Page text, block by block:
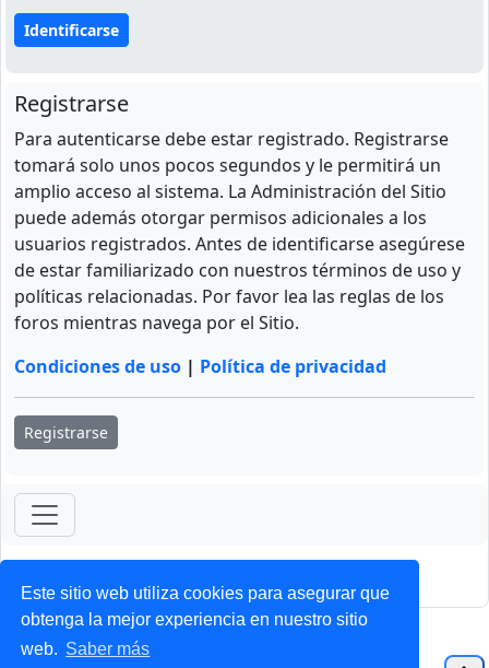
Este sitio web utiliza cookies para asegurar que
obtenga la mejor experiencia en nuestro sitio
web. Saber más
Registrarse
Para autenticarse debe estar registrado. Registrarse
tomará solo unos pocos segundos y le permitirá un
amplio acceso al sistema. La Administración del Sitio
puede además otorgar permisos adicionales a los
usuarios registrados. Antes de identificarse asegúrese
de estar familiarizado con nuestros términos de uso y
políticas relacionadas. Por favor lea las reglas de los
foros mientras navega por el Sitio.
Condiciones de uso | Política de privacidad
Registrarse
ForoClub 2025
Privacidad| Condiciones